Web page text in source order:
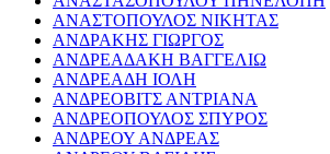
ΑΝΑΣΤΟΠΟΥΛΟΣ ΝΙΚΗΤΑΣ
ΑΝΔΡΑΚΗΣ ΓΙΩΡΓΟΣ
ΑΝΔΡΕΑΔΑΚΗ ΒΑΓΓΕΛΙΩ
ΑΝΔΡΕΑΔΗ ΙΟΛΗ
ΑΝΔΡΕΟΒΙΤΣ ΑΝΤΡΙΑΝΑ
ΑΝΔΡΕΟΠΟΥΛΟΣ ΣΠΥΡΟΣ
ΑΝΔΡΕΟΥ ΑΝΔΡΕΑΣ